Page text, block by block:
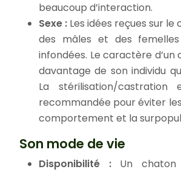
beaucoup d’interaction.
Sexe : Les idées reçues sur
des mâles et des
infondées. Le caractère
davantage de son individu
La stérilisation/castration
recommandée pour éviter
comportement et la
Son mode de vie
Disponibilité : Un